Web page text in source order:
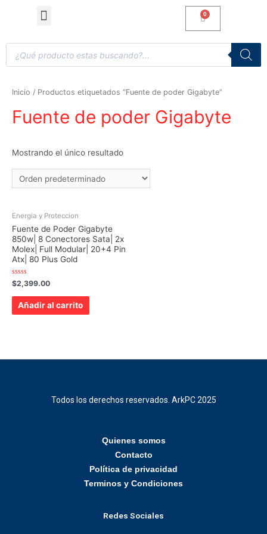
Inicio / Productos etiquetados “Fuente de poder Gigabyte”
Fuente de poder Gigabyte
Mostrando el único resultado
Energia y Proteccion
Fuente de Poder Gigabyte
850w| 8 Conectores Sata| 2x
Molex| Full Modular| 20+4 Pin
Atx| 80 Plus Gold
Valorado
con
0
$2,399.00
Añadir al carrito
Todos los derechos reservados. ArkPC 2025
Quienes somos
Contacto
Política de privacidad
Terminos y Condiciones
Redes Sociales